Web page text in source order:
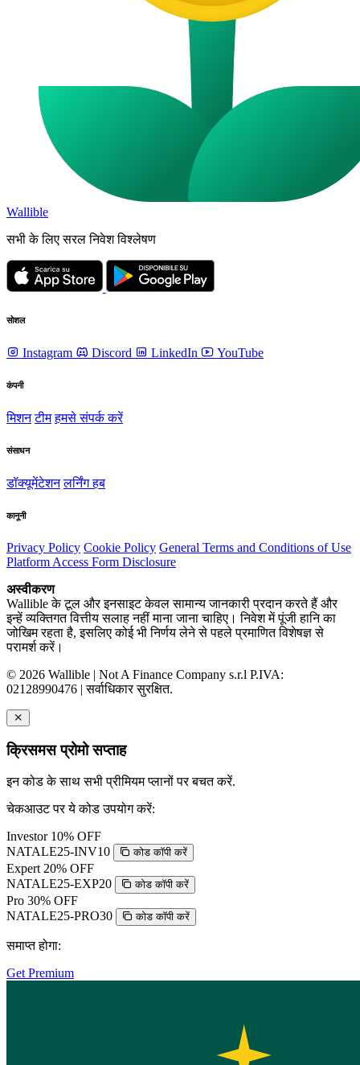
Wallible
सभी के लिए सरल निवेश विश्लेषण
सोशल
Instagram Discord LinkedIn YouTube
कंपनी
मिशन टीम हमसे संपर्क करें
संसाधन
डॉक्यूमेंटेशन लर्निंग हब
कानूनी
Privacy Policy Cookie Policy General Terms and Conditions of Use
Platform Access Form Disclosure
अस्वीकरण
Wallible के टूल और इनसाइट केवल सामान्य जानकारी प्रदान करते हैं और
इन्हें व्यक्तिगत वित्तीय सलाह नहीं माना जाना चाहिए। निवेश में पूंजी हानि का
जोखिम रहता है, इसलिए कोई भी निर्णय लेने से पहले प्रमाणित विशेषज्ञ से
परामर्श करें।
© 2026 Wallible | Not A Finance Company s.r.l P.IVA:
02128990476 | सर्वाधिकार सुरक्षित.
क्रिसमस प्रोमो सप्ताह
इन कोड के साथ सभी प्रीमियम प्लानों पर बचत करें.
चेकआउट पर ये कोड उपयोग करें:
Investor 10% OFF
NATALE25-INV10
कोड कॉपी करें
Expert 20% OFF
NATALE25-EXP20
कोड कॉपी करें
Pro 30% OFF
NATALE25-PRO30
कोड कॉपी करें
समाप्त होगा:
Get Premium